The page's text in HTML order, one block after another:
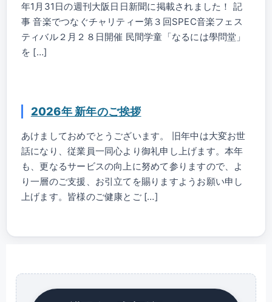
年1月31日の週刊大阪日日新聞に掲載されました！ 記
事 音楽でつなぐチャリティー第３回SPEC音楽フェス
ティバル２月２８日開催 民間学童「なるには學問堂」
を […]
2026年 新年のご挨拶
あけましておめでとうございます。 旧年中は大変お世
話になり、従業員一同心より御礼申し上げます。本年
も、更なるサービスの向上に努めて参りますので、よ
り一層のご支援、お引立てを賜りますようお願い申し
上げます。皆様のご健康とご […]